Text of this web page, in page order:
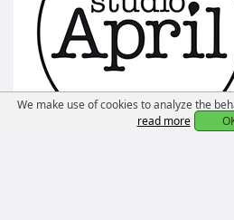
We make use of cookies to analyze the
read more